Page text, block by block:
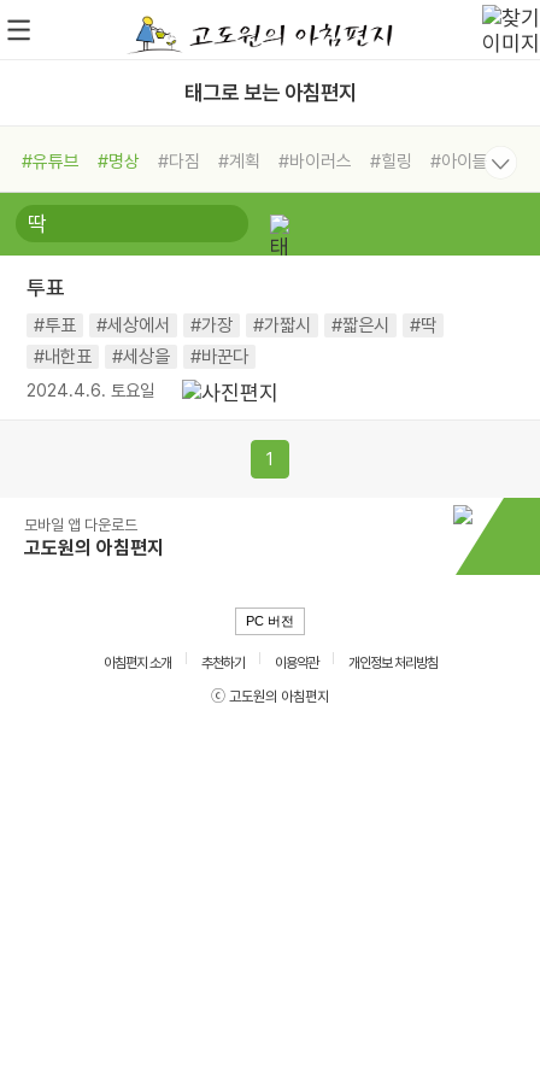
태그로 보는 아침편지
#유튜브 #명상 #다짐 #계획 #바이러스 #힐링
#아이들
#비전캠프
#독서캠프 #삶
#희망
#나눔 #친구 #링컨학교
#독서
투표
#투표 #세상에서 #가장 #가짧시 #짧은시
#딱
#내한표
#세상을 #바꾼다
2024.4.6. 토요일
1
모바일 앱 다운로드
고도원의 아침편지
PC 버전
아침편지 소개 추천하기 이용약관
개인정보 처리방침
ⓒ 고도원의 아침편지